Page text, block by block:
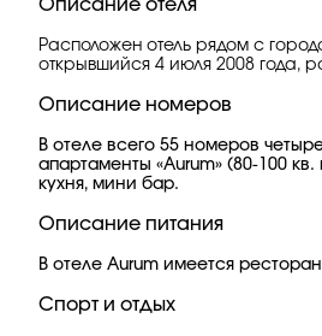
Описание отеля
Расположен отель рядом с
открывшийся 4 июля 2008 года,
Описание номеров
В отеле всего 55 номеров
апартаменты «Aurum» (80-100
кухня, мини бар.
Описание питания
В отеле Aurum имеется
Спорт и отдых